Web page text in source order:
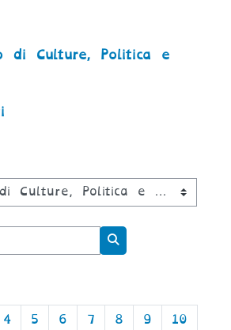
di Culture, Politica e
Cerca corsi
2 3
4Pagina 4
5 Pagina 5
6 Pagina 6
7 Pagina 7
8 Pagina 8
9 Pagina 9
10